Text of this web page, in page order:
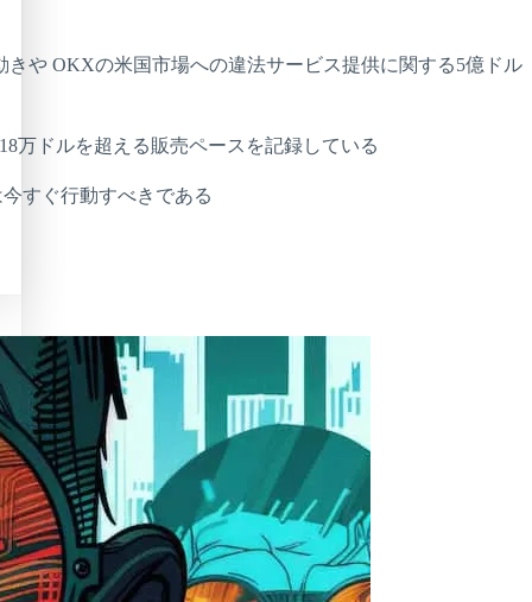
や OKXの米国市場への違法サービス提供に関する5億ドル
万ドルを超える販売ペースを記録している
すぐ行動すべきである